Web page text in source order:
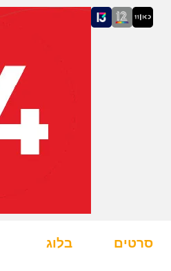
סרטים בלוג